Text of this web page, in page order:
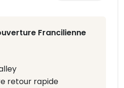
Francilienne
retour rapide